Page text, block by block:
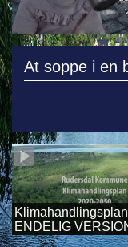
At soppe i en
Klimahandlingsplan
ENDELIG